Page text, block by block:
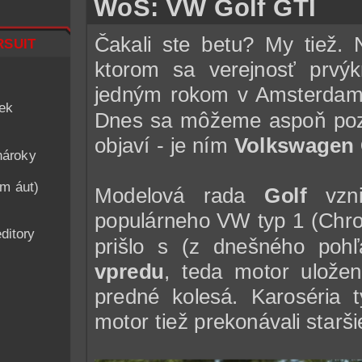
áut)
WoS: VW Golf GTI
Čakali ste betu? My tiež.
ktorom sa verejnosť
jedným rokom v
Dnes sa môžeme aspoň
objaví - je ním
Modelová rada Golf
populárneho VW typ 1
prišlo s (z dnešného
vpredu, teda motor
predné kolesá. Karoséria
motor tiež prekonávali